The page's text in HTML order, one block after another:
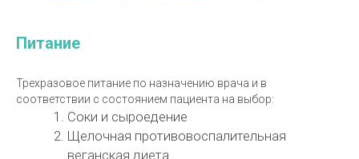
Питание
Трехразовое питание по назначению врача и в
соответствии с состоянием пациента на выбор:
Соки и сыроедение
Щелочная противовоспалительная
веганская диета